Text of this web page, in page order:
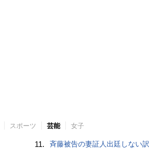
スポーツ 芸能 女子
11. 斉藤被告の妻証人出廷しない訳